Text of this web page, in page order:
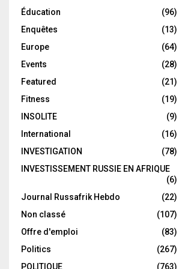
Éducation
(96)
Enquêtes
(13)
Europe
(64)
Events
(28)
Featured
(21)
Fitness
(19)
INSOLITE
(9)
International
(16)
INVESTIGATION
(78)
INVESTISSEMENT RUSSIE EN AFRIQUE
(6)
Journal Russafrik Hebdo
(22)
Non classé
(107)
Offre d'emploi
(83)
Politics
(267)
POLITIQUE
(763)